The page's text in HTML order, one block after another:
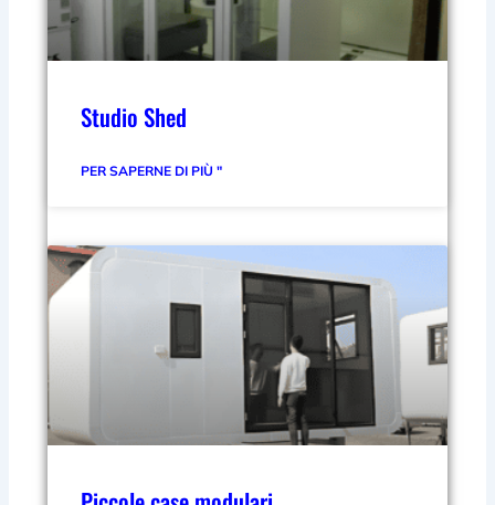
Studio Shed
PER SAPERNE DI PIÙ "